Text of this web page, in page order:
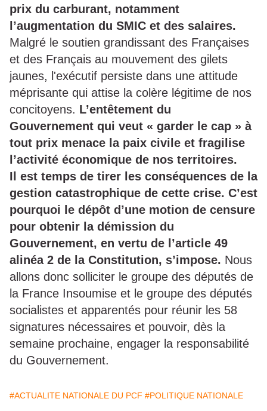
prix du carburant, notamment
l’augmentation du SMIC et des salaires.
Malgré le soutien grandissant des Françaises
et des Français au mouvement des gilets
jaunes, l'exécutif persiste dans une attitude
méprisante qui attise la colère légitime de nos
concitoyens. L’entêtement du
Gouvernement qui veut « garder le cap » à
tout prix menace la paix civile et fragilise
l’activité économique de nos territoires.
Il est temps de tirer les conséquences de la
gestion catastrophique de cette crise. C’est
pourquoi le dépôt d’une motion de censure
pour obtenir la démission du
Gouvernement, en vertu de l’article 49
alinéa 2 de la Constitution, s’impose. Nous
allons donc solliciter le groupe des députés de
la France Insoumise et le groupe des députés
socialistes et apparentés pour réunir les 58
signatures nécessaires et pouvoir, dès la
semaine prochaine, engager la responsabilité
du Gouvernement.
#ACTUALITE NATIONALE DU PCF #POLITIQUE NATIONALE